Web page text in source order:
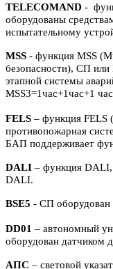
TELECOMAND -
оборудованы
испытательному
MSS - функция MSS
безопасности), СП
этапной системы
MSS3=1час+1час+1
FELS – функция FELS
противопожарная
БАП поддерживает
DALI – функция
DALI.
BSE5 - СП оборудован
DD01 – автономный
оборудован датчиком
АПС – световой